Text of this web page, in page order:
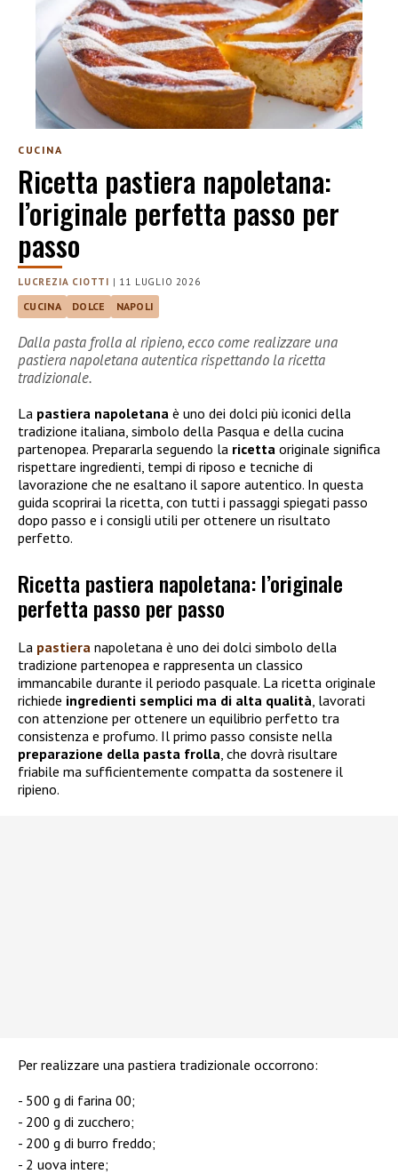
CUCINA
Ricetta pastiera napoletana:
l’originale perfetta passo per
passo
LUCREZIA CIOTTI | 11 LUGLIO 2026
CUCINA DOLCE NAPOLI
Dalla pasta frolla al ripieno, ecco come realizzare una
pastiera napoletana autentica rispettando la ricetta
tradizionale.
La pastiera napoletana è uno dei dolci più iconici della
tradizione italiana, simbolo della Pasqua e della cucina
partenopea. Prepararla seguendo la ricetta originale significa
rispettare ingredienti, tempi di riposo e tecniche di
lavorazione che ne esaltano il sapore autentico. In questa
guida scoprirai la ricetta, con tutti i passaggi spiegati passo
dopo passo e i consigli utili per ottenere un risultato
perfetto.
Ricetta pastiera napoletana: l’originale
perfetta passo per passo
La pastiera napoletana è uno dei dolci simbolo della
tradizione partenopea e rappresenta un classico
immancabile durante il periodo pasquale. La ricetta originale
richiede ingredienti semplici ma di alta qualità , lavorati
con attenzione per ottenere un equilibrio perfetto tra
consistenza e profumo. Il primo passo consiste nella
preparazione della pasta frolla , che dovrà risultare
friabile ma sufficientemente compatta da sostenere il
ripieno.
Per realizzare una pastiera tradizionale occorrono:
500 g di farina 00;
200 g di zucchero;
200 g di burro freddo;
2 uova intere;